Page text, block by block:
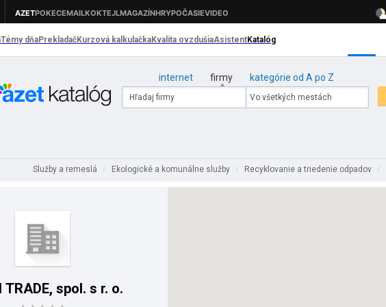
internet firmy kategórie od A po Z
Služby a remeslá / Ekologické a komunálne služby / Recyklovanie a triedenie odpadov /
TRADE, spol. s r. o.